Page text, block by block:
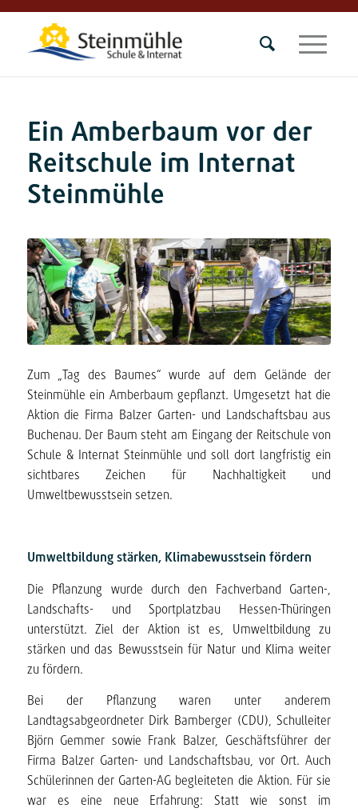
Ein Amberbaum vor der
Reitschule im Internat
Steinmühle
Zum „Tag des Baumes“ wurde auf dem Gelände der
Steinmühle ein Amberbaum gepflanzt. Umgesetzt hat die
Aktion die Firma Balzer Garten- und Landschaftsbau aus
Buchenau. Der Baum steht am Eingang der Reitschule von
Schule & Internat Steinmühle und soll dort langfristig ein
sichtbares Zeichen für Nachhaltigkeit und
Umweltbewusstsein setzen.
Umweltbildung stärken, Klimabewusstsein fördern
Die Pflanzung wurde durch den Fachverband Garten-,
Landschafts- und Sportplatzbau Hessen-Thüringen
unterstützt. Ziel der Aktion ist es, Umweltbildung zu
stärken und das Bewusstsein für Natur und Klima weiter
zu fördern.
Bei der Pflanzung waren unter anderem
Landtagsabgeordneter Dirk Bamberger (CDU), Schulleiter
Björn Gemmer sowie Frank Balzer, Geschäftsführer der
Firma Balzer Garten- und Landschaftsbau, vor Ort. Auch
Schülerinnen der Garten-AG begleiteten die Aktion. Für sie
war es eine neue Erfahrung: Statt wie sonst im